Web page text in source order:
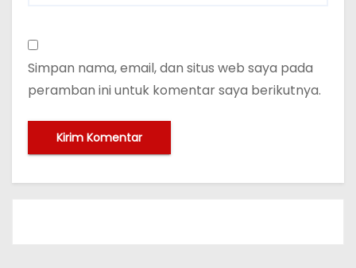
Simpan nama, email, dan situs web saya pada
peramban ini untuk komentar saya berikutnya.